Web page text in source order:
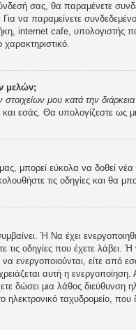
σας, θα παραμένετε
να παραμείνετε
internet cafe, υπολογιστής
χαρακτηριστικό.
μελών;
μου κατά την
και εσάς. Θα υπολογίζεστε ως
εύκολα να δοθεί νέα
τις οδηγίες και θα
Ή Να έχει
οδηγίες που έχετε λάβει. Ή
ενεργοποιούνται, είτε από
αυτή η ενεργοποίηση.
δώσει μια λάθος διεύθυνση
ηλεκτρονικό ταχυδρομείο,